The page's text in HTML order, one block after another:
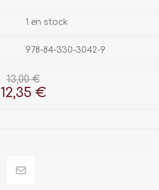
1 en stock
978-84-330-3042-9
13,00 €
12,35 €